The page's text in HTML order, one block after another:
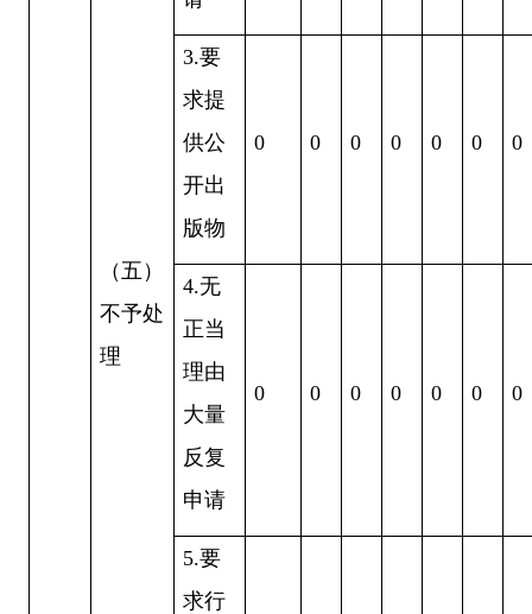
（五）
不予处
理
3.要
求提
供公
开出
版物
0 0 0 0 0 0 0
4.无
正当
理由
大量
反复
申请
0 0 0 0 0 0 0
5.要
求行